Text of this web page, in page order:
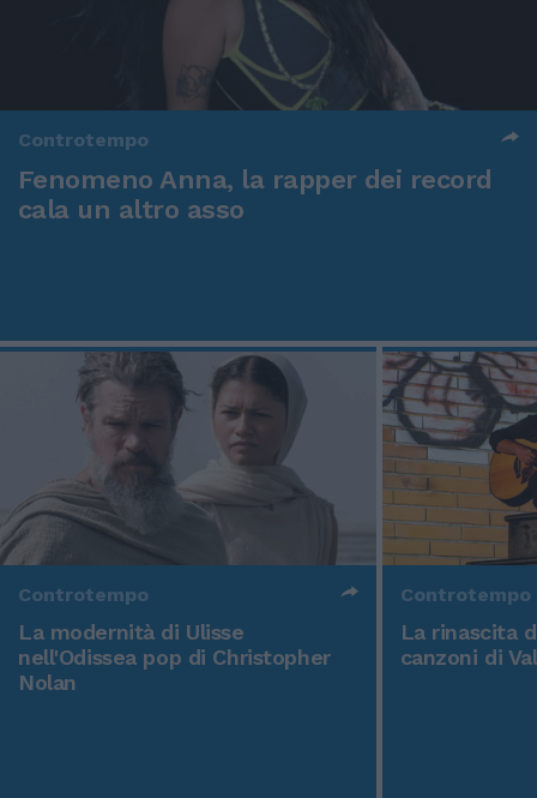
Controtempo
Fenomeno Anna, la rapper dei record
cala un altro asso
Controtempo
La modernità di Ulisse
nell'Odissea pop di Christopher
Nolan
Controtempo
La rinascita
canzoni di